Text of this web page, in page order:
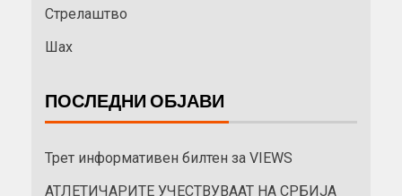
Стрелаштво
Шах
ПОСЛЕДНИ ОБЈАВИ
Трет информативен билтен за VIEWS
АТЛЕТИЧАРИТЕ УЧЕСТВУВААТ НА СРБИЈА